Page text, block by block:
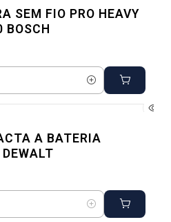
SEM FIO PRO HEAVY
BOSCH
A BATERIA